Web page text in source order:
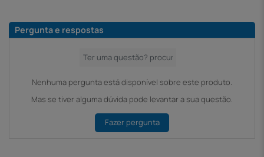
Pergunta e respostas
Nenhuma pergunta está disponível sobre este produto.
Mas se tiver alguma dúvida pode levantar a sua questão.
Fazer pergunta